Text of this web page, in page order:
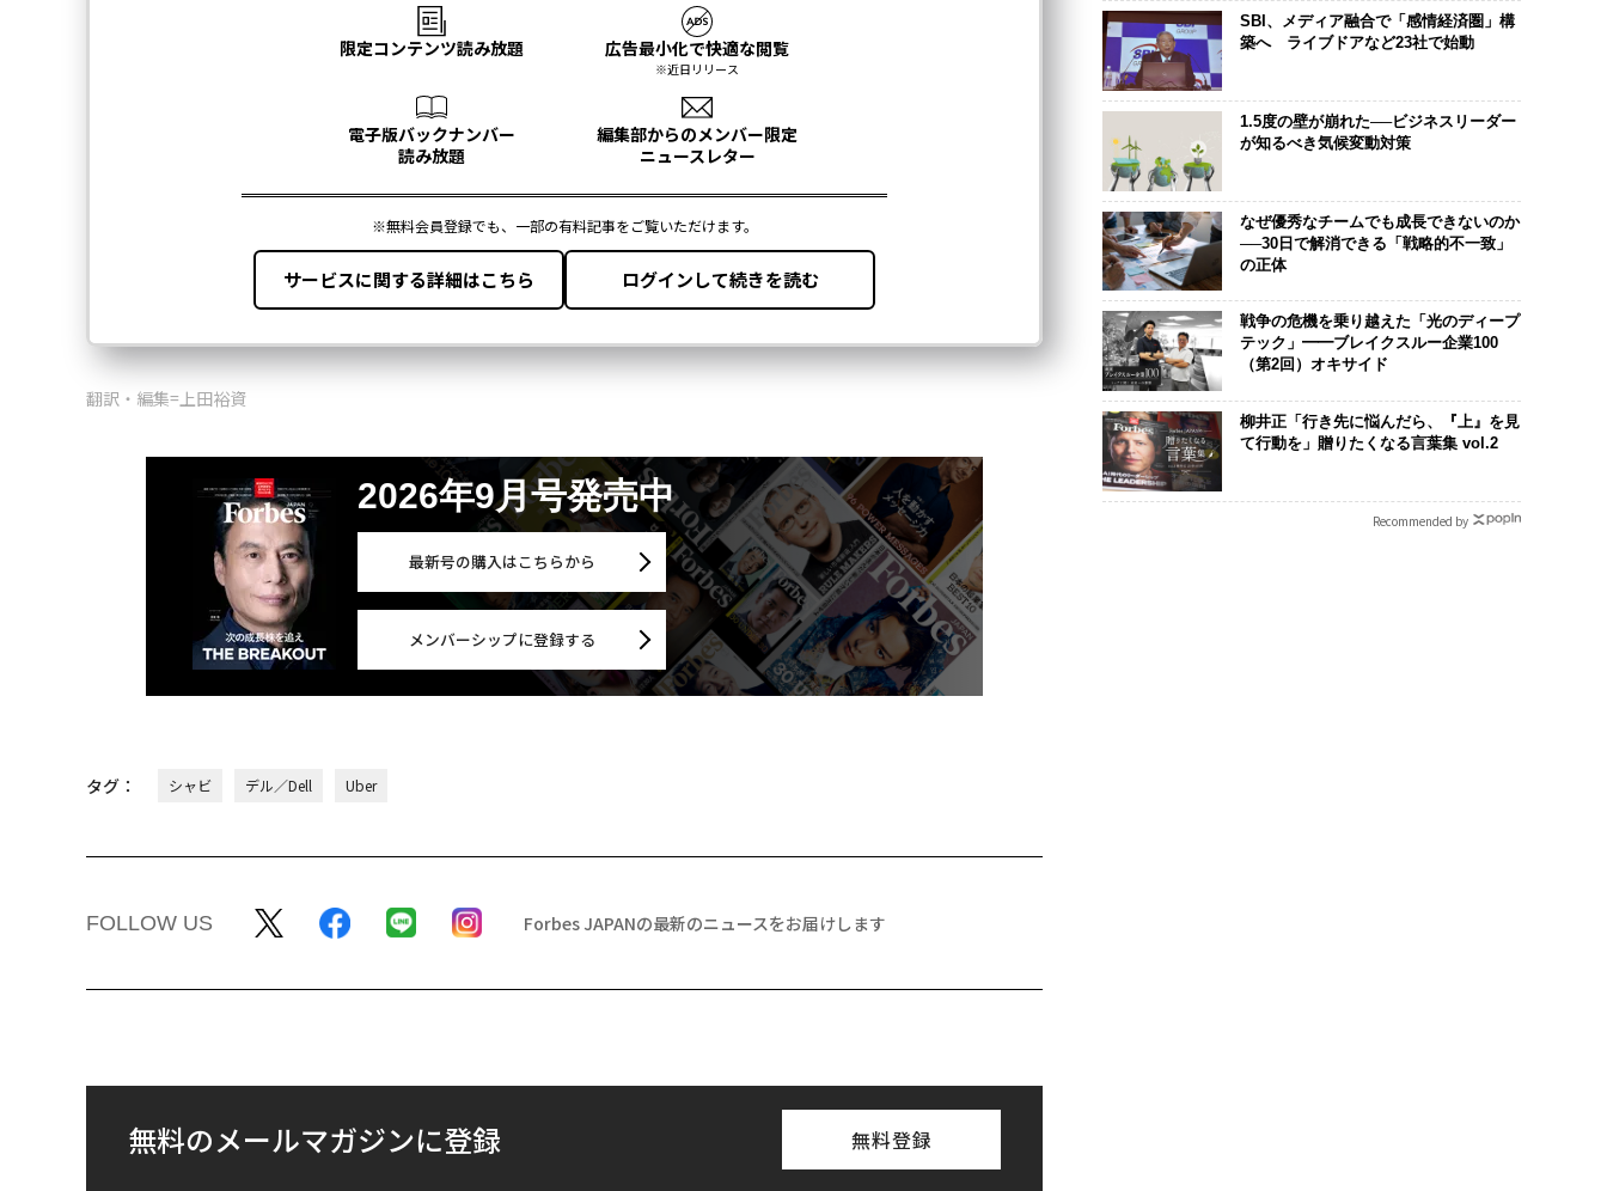
翻訳・編集=上田裕資
2026年9月号発売中
最新号の購入はこちらから
メンバーシップに登録する
タグ： シャビ デル／Dell Uber
FOLLOW US Forbes JAPANの最新のニュースをお届けします
無料のメールマガジンに登録 無料登録
SBI、メディア融合で「感情経済圏」構
築へ ライブドアなど23社で始動
1.5度の壁が崩れた──ビジネスリーダー
が知るべき気候変動対策
なぜ優秀なチームでも成長できないのか
──30日で解消できる「戦略的不一致」
の正体
戦争の危機を乗り越えた「光のディープ
テック」━━ブレイクスルー企業100
（第2回）オキサイド
柳井正「行き先に悩んだら、『上』を見
て行動を」贈りたくなる言葉集 vol.2
Recommended by